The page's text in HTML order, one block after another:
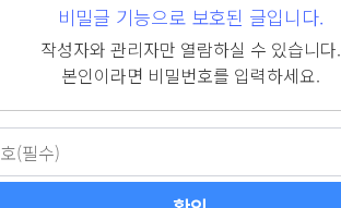
비밀글 기능으로 보호된 글입니다.
작성자와 관리자만 열람하실 수 있습니다.
본인이라면 비밀번호를 입력하세요.